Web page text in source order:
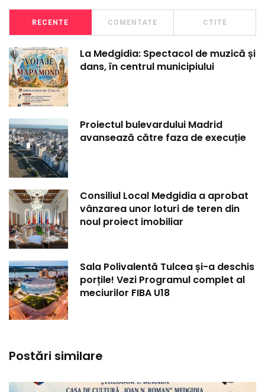
RECENTE COMENTATE CTITE
La Medgidia: Spectacol de muzică și
dans, în centrul municipiului
Proiectul bulevardului Madrid
avansează către faza de execuție
Consiliul Local Medgidia a aprobat
vânzarea unor loturi de teren din
noul proiect imobiliar
Sala Polivalentă Tulcea și-a deschis
porțile! Vezi Programul complet al
meciurilor FIBA U18
Postări similare